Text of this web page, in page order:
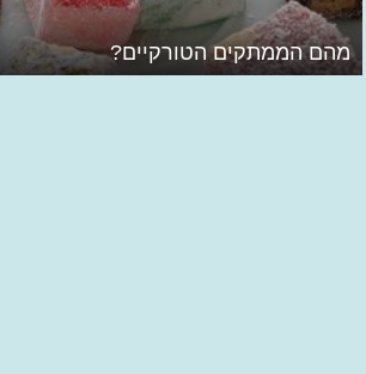
מהם הממתקים הטורקיים?